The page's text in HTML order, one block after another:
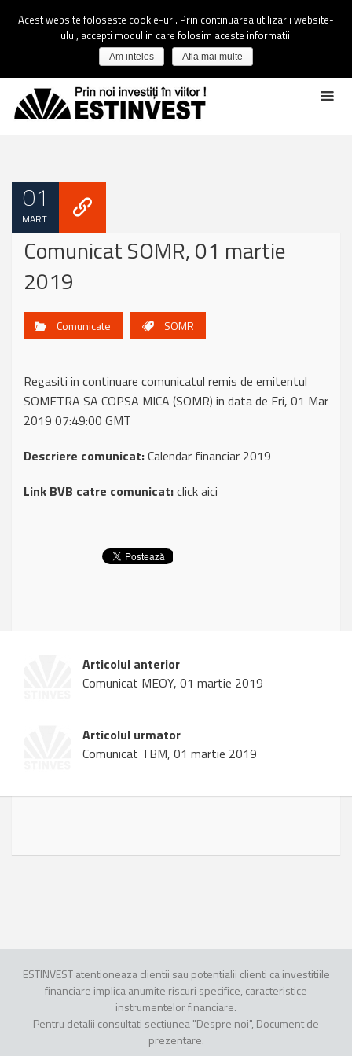
01
MART.
Comunicat SOMR, 01 martie
2019
Comunicate SOMR
Regasiti in continuare comunicatul remis de emitentul
SOMETRA SA COPSA MICA (SOMR) in data de Fri, 01 Mar
2019 07:49:00 GMT
Descriere comunicat:Calendar financiar 2019
Link BVB catre comunicat:click aici
Articolul anterior
Comunicat MEOY, 01 martie 2019
Articolul urmator
Comunicat TBM, 01 martie 2019
ESTINVEST atentioneaza clientii sau potentialii clienti ca investitiile
financiare implica anumite riscuri specifice, caracteristice
instrumentelor financiare.
Pentru detalii consultati sectiunea "Despre noi", Document de
prezentare.
Acest website foloseste cookie-uri. Prin continuarea utilizarii website-
ului, accepti modul in care folosim aceste informatii.
Am inteles Afla mai multe